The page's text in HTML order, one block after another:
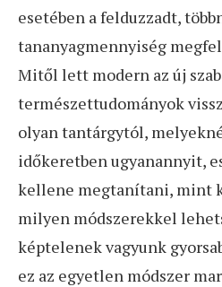
esetében a felduzzadt,
tananyagmennyiség
Mitől lett modern az új
természettudományok
olyan tantárgytól,
időkeretben ugyanannyit,
kellene megtanítani, mint
milyen módszerekkel
képtelenek vagyunk
ez az egyetlen módszer